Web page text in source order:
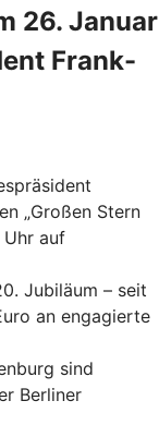
26. Januar
Frank-
„Großen Stern
Uhr auf
Jubiläum – seit
an engagierte
sind
Berliner